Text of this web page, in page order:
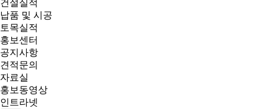
건설실적
납품 및 시공
토목실적
홍보센터
공지사항
견적문의
자료실
홍보동영상
인트라넷